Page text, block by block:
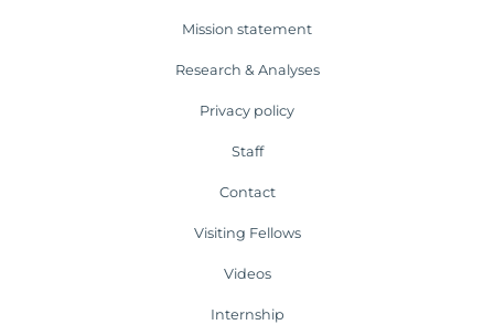
Mission statement
Research & Analyses
Privacy policy
Staff
Contact
Visiting Fellows
Videos
Internship